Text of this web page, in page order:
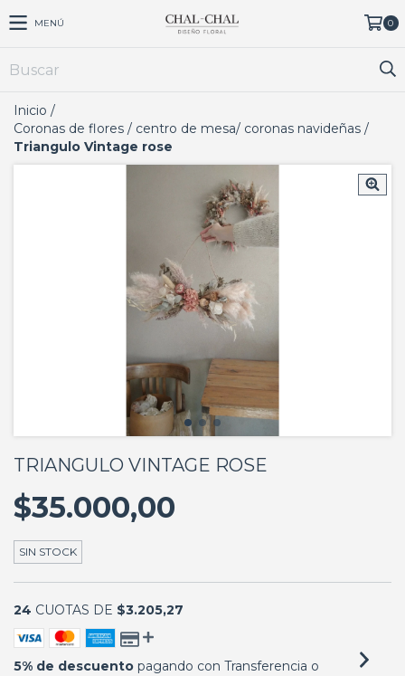
MENÚ 0
Inicio /
Coronas de flores / centro de mesa/ coronas navideñas /
Triangulo Vintage rose
TRIANGULO VINTAGE ROSE
$35.000,00
SIN STOCK
24 CUOTAS DE $3.205,27
5% de descuento pagando con Transferencia o